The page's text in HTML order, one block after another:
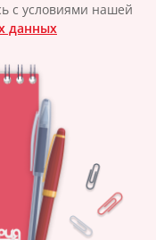
с условиями нашей
данных